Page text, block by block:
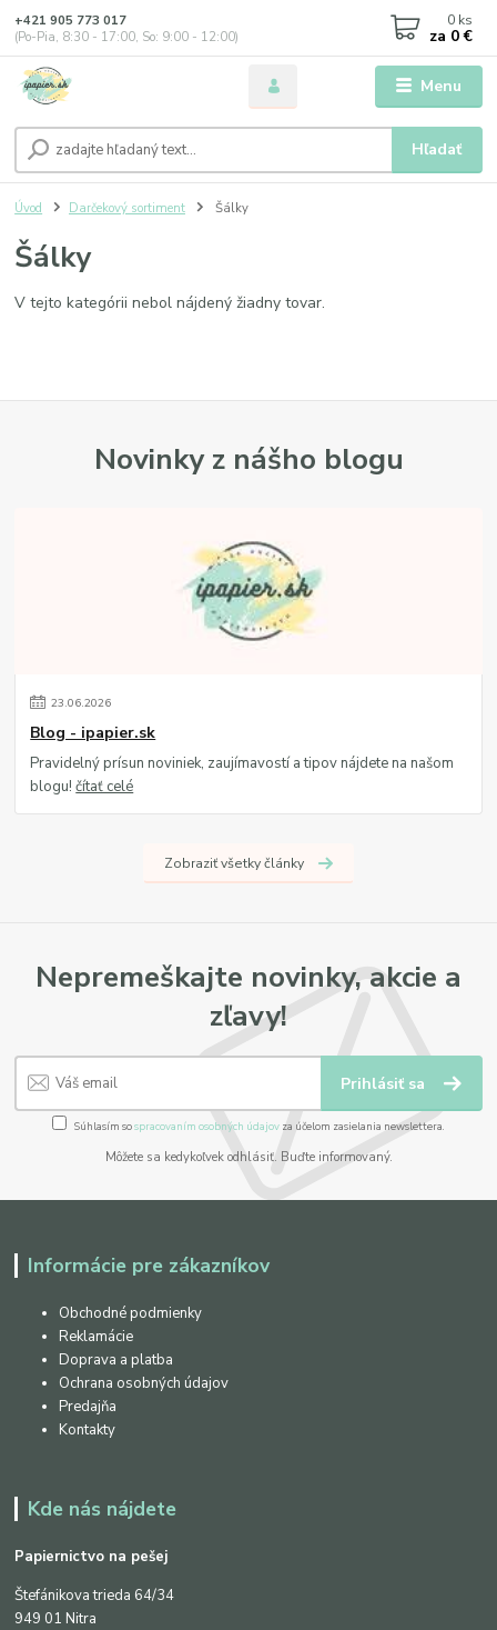
Menu
Hľadať
+421 905 773 017
(Po-Pia, 8:30 - 17:00, So: 9:00 - 12:00)
0 ks
za 0 €
Úvod Darčekový sortiment Šálky
Šálky
V tejto kategórii nebol nájdený žiadny tovar.
Novinky z nášho blogu
23.06.2026
Blog - ipapier.sk
Pravidelný prísun noviniek, zaujímavostí a tipov nájdete na našom
blogu!čítať celé
Zobraziť všetky články
Nepremeškajte novinky, akcie a
zľavy!
Prihlásiť sa
Súhlasím sospracovaním osobných údajov za účelom zasielania newslettera.
Môžete sa kedykoľvek odhlásiť. Buďte informovaný.
Informácie pre zákazníkov
Obchodné podmienky
Reklamácie
Doprava a platba
Ochrana osobných údajov
Predajňa
Kontakty
Kde nás nájdete
Papiernictvo na pešej
Štefánikova trieda 64/34
949 01 Nitra